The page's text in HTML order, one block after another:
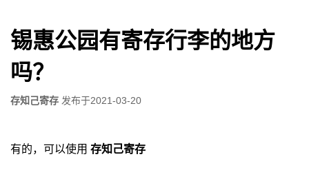
锡惠公园有寄存行李的地方
吗？
存知己寄存 发布于2021-03-20
有的，可以使用 存知己寄存